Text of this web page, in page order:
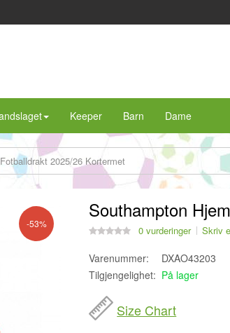
Keeper Barn Dame
2025/26 Kortermet
-53%
Southampton
0 vurderinger Skriv
Varenummer:
DXAO43203
Tilgjengelighet: På lager
Size Chart